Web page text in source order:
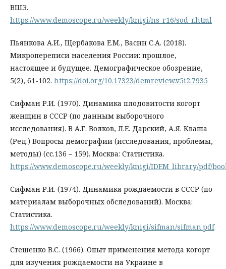
ВШЭ.
https://www.demoscope.ru/weekly/knigi/ns_r16/sod_r.html
Пьянкова А.И., Щербакова Е.М., Васин С.А. (2018).
Микропереписи населения России: прошлое,
настоящее и будущее. Демографическое обозрение,
5(2), 61-102. https://doi.org/10.17323/demreview.v5i2.7935
Сифман Р.И. (1970). Динамика плодовитости когорт
женщин в СССР (по данным выборочного
исследования). В А.Г. Волков, Л.Е. Дарский, А.Я. Кваша
(Ред.) Вопросы демографии (исследования, проблемы,
методы) (сс.136 – 159). Москва: Статистика.
https://www.demoscope.ru/weekly/knigi/IDEM_library/pdf/
Сифман Р.И. (1974). Динамика рождаемости в СССР (по
материалам выборочных обследований). Москва:
Статистика.
https://www.demoscope.ru/weekly/knigi/sifman/sifman.pdf
Стешенко В.С. (1966). Опыт применения метода когорт
для изучения рождаемости на Украине в